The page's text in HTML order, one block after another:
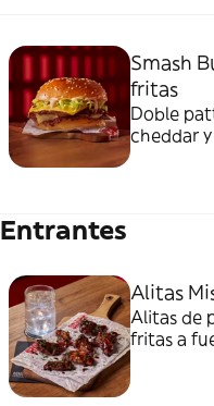
Smash
fritas
Doble
cheddar
Entrantes
Alitas
Alitas de
fritas a